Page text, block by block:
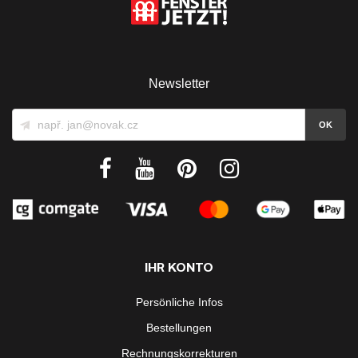
Newsletter
IHR KONTO
Persönliche Infos
Bestellungen
Rechnungskorrekturen